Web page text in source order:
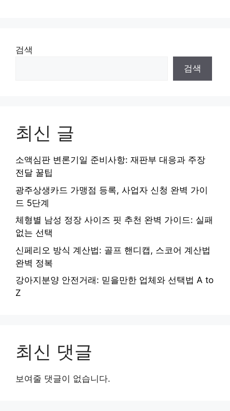
검색
검색
최신 글
소액심판 변론기일 준비사항: 재판부 대응과 주장
전달 꿀팁
광주상생카드 가맹점 등록, 사업자 신청 완벽 가이
드 5단계
체형별 남성 정장 사이즈 핏 추천 완벽 가이드: 실패
없는 선택
신페리오 방식 계산법: 골프 핸디캡, 스코어 계산법
완벽 정복
강아지분양 안전거래: 믿을만한 업체와 선택법 A to
Z
최신 댓글
보여줄 댓글이 없습니다.